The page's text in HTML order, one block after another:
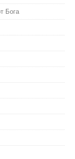
Бога